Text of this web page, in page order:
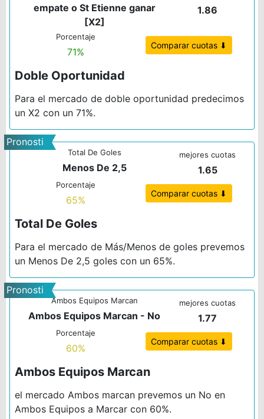
empate o St Etienne ganar
[X2]
1.86
Porcentaje
71%
Comparar cuotas ⬇
Doble Oportunidad
Para el mercado de doble oportunidad predecimos
un X2 con un 71%.
Pronosti
Total De Goles
Menos De 2,5
mejores cuotas
1.65
Porcentaje
65%
Comparar cuotas ⬇
Total De Goles
Para el mercado de Más/Menos de goles prevemos
un Menos De 2,5 goles con un 65%.
Pronosti
Ambos Equipos Marcan
Ambos Equipos Marcan - No
mejores cuotas
1.77
Porcentaje
60%
Comparar cuotas ⬇
Ambos Equipos Marcan
el mercado Ambos marcan prevemos un No en
Ambos Equipos a Marcar con 60%.